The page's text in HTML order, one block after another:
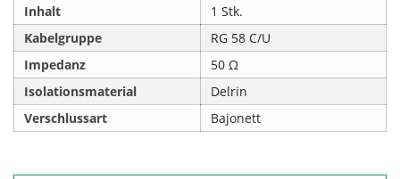
Inhalt
1 Stk.
Kabelgruppe
RG 58 C/U
Impedanz
50 Ω
Isolationsmaterial
Delrin
Verschlussart
Bajonett